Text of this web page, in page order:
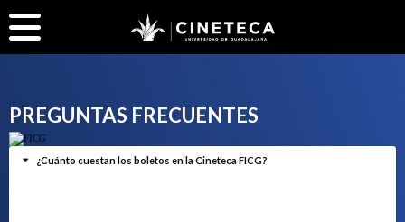
PREGUNTAS FRECUENTES
¿Cuánto cuestan los boletos en la Cineteca FICG?